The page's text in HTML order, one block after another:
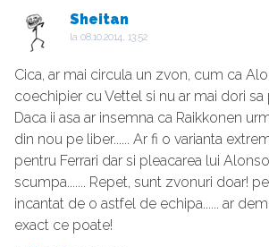
Sheitan
la 08.10.2014, 13:52
Cica, ar mai circula un zvon, cum ca
coechipier cu Vettel si nu ar mai dori sa
Daca ii asa ar insemna ca Raikkonen
din nou pe liber...... Ar fi o varianta
pentru Ferrari dar si pleacarea lui
scumpa....... Repet, sunt zvonuri doar!
incantat de o astfel de echipa...... ar
exact ce poate!